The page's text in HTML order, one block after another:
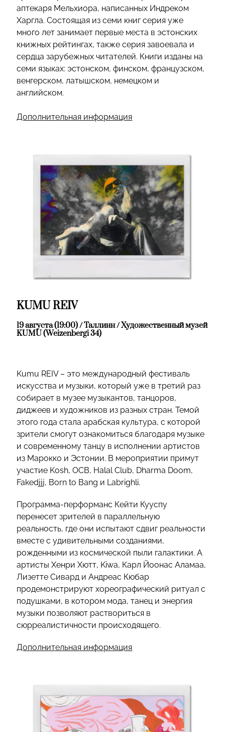
аптекаря Мельхиора, написанных Индреком
Харгла. Состоящая из семи книг серия уже
много лет занимает первые места в эстонских
книжных рейтингах, также серия завоевала и
сердца зарубежных читателей. Книги изданы на
семи языках: эстонском, финском, французском,
венгерском, латышском, немецком и
английском.
Дополнительная информация
KUMU REIV
19 августа (19:00) / Таллинн / Художественный музей
KUMU (Weizenbergi 34)
Kumu REIV – это международный фестиваль
искусства и музыки, который уже в третий раз
собирает в музее музыкантов, танцоров,
диджеев и художников из разных стран. Темой
этого года стала арабская культура, с которой
зрители смогут ознакомиться благодаря музыке
и современному танцу в исполнении артистов
из Марокко и Эстонии. В мероприятии примут
участие Kosh, OCB, Halal Club, Dharma Doom,
Fakedjjj, Born to Bang и Labrighli.
Программа-перформанс Кейти Кууспу
перенесет зрителей в параллельную
реальность, где они испытают сдвиг реальности
вместе с удивительными созданиями,
рожденными из космической пыли галактики. А
артисты Хенри Хютт, Kiwa, Карл Йоонас Аламаа,
Лизетте Сивард и Андреас Кюбар
продемонстрируют хореографический ритуал с
подушками, в котором мода, танец и энергия
музыки позволяют раствориться в
сюрреалистичности происходящего.
Дополнительная информация